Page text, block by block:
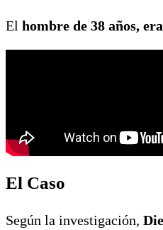
El hombre de 38 años,
El Caso
Según la investigación,